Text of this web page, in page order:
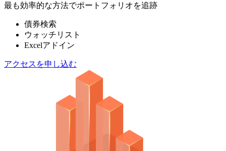
最も効率的な方法でポートフォリオを追跡
債券検索
ウォッチリスト
Excelアドイン
アクセスを申し込む